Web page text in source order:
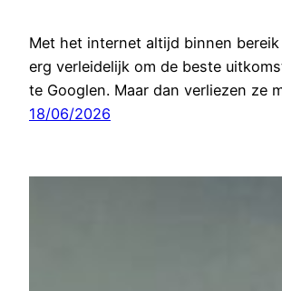
Met het internet altijd binnen
erg verleidelijk om de beste
te Googlen. Maar dan verliezen ze
18/06/2026